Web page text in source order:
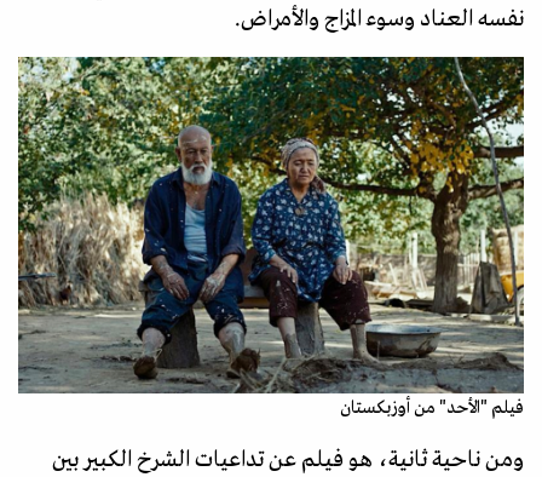
نفسه العناد وسوء المزاج والأمراض.
فيلم "الأحد" من أوزبكستان
ومن ناحية ثانية، هو فيلم عن تداعيات الشرخ الكبير بين